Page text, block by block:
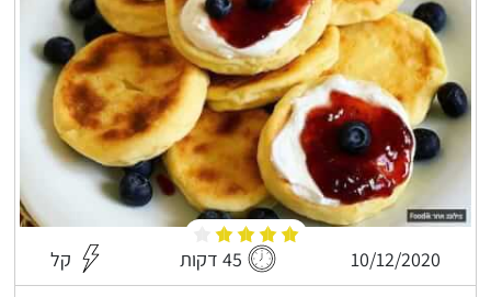
10/12/2020 45 דקות קל